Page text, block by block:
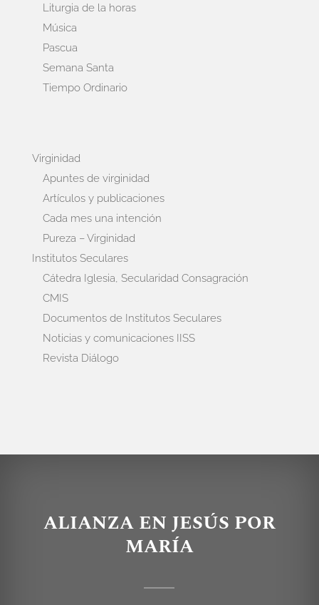
Liturgia de la horas
Música
Pascua
Semana Santa
Tiempo Ordinario
Virginidad
Apuntes de virginidad
Artículos y publicaciones
Cada mes una intención
Pureza – Virginidad
Institutos Seculares
Cátedra Iglesia, Secularidad Consagración
CMIS
Documentos de Institutos Seculares
Noticias y comunicaciones IISS
Revista Diálogo
ALIANZA EN JESÚS POR
MARÍA